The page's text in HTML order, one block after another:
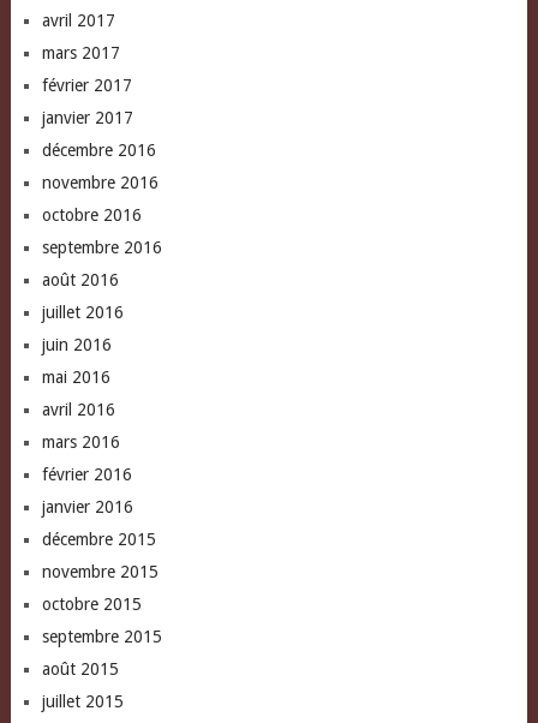
avril 2017
mars 2017
février 2017
janvier 2017
décembre 2016
novembre 2016
octobre 2016
septembre 2016
août 2016
juillet 2016
juin 2016
mai 2016
avril 2016
mars 2016
février 2016
janvier 2016
décembre 2015
novembre 2015
octobre 2015
septembre 2015
août 2015
juillet 2015